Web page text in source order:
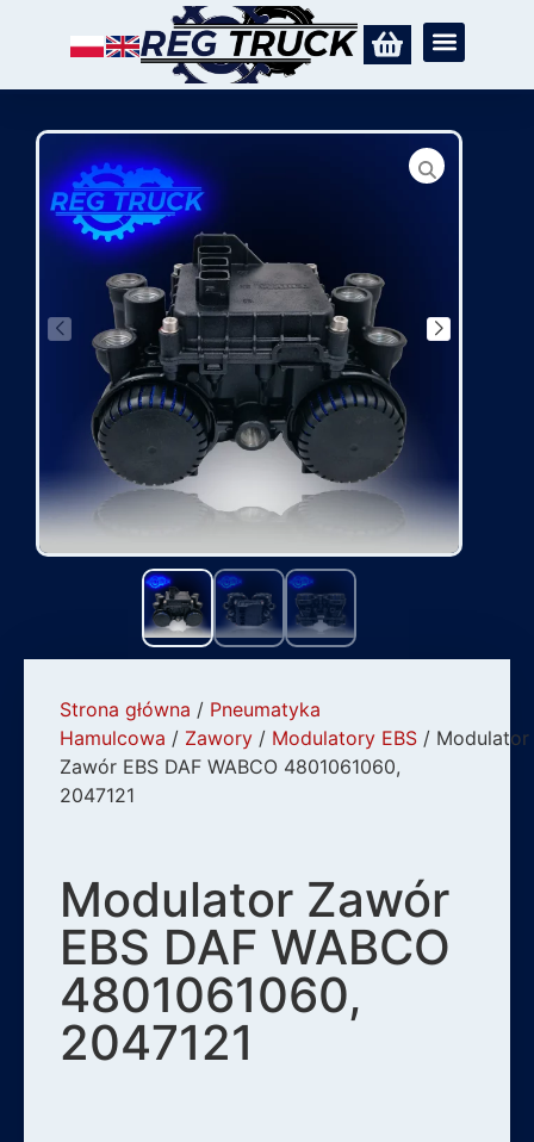
Strona główna / Pneumatyka
Hamulcowa / Zawory / Modulatory EBS / Modulator
Zawór EBS DAF WABCO 4801061060,
2047121
Modulator Zawór
EBS DAF WABCO
4801061060,
2047121